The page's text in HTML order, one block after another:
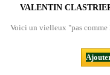
VALENTIN
Voici un vielleux "pas comme